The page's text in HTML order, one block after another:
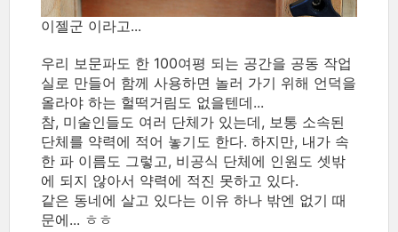
이젤군 이라고...
우리 보문파도 한 100여평 되는 공간을 공동 작업
실로 만들어 함께 사용하면 놀러 가기 위해 언덕을
올라야 하는 헐떡거림도 없을텐데...
참, 미술인들도 여러 단체가 있는데, 보통 소속된
단체를 약력에 적어 놓기도 한다. 하지만, 내가 속
한 파 이름도 그렇고, 비공식 단체에 인원도 셋밖
에 되지 않아서 약력에 적진 못하고 있다.
같은 동네에 살고 있다는 이유 하나 밖엔 없기 때
문에... ㅎㅎ